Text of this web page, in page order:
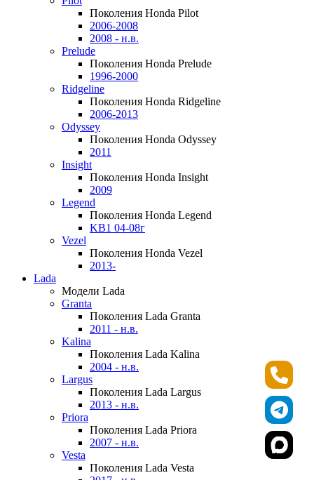
Поколения Honda Pilot
2006-2008
2008 - н.в.
Prelude
Поколения Honda Prelude
1996-2000
Ridgeline
Поколения Honda Ridgeline
2006-2013
Odyssey
Поколения Honda Odyssey
2011
Insight
Поколения Honda Insight
2009
Legend
Поколения Honda Legend
KB1 04-08г
Vezel
Поколения Honda Vezel
2013-
Lada
Модели Lada
Granta
Поколения Lada Granta
2011 - н.в.
Kalina
Поколения Lada Kalina
2004 - н.в.
Largus
Поколения Lada Largus
2013 - н.в.
Priora
Поколения Lada Priora
2007 - н.в.
Vesta
Поколения Lada Vesta